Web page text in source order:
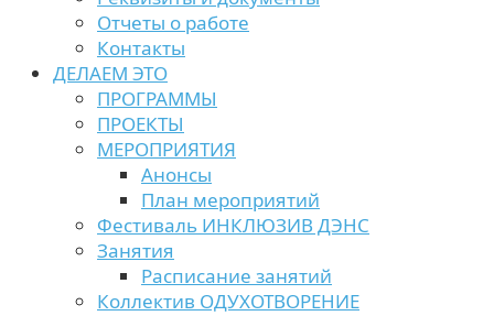
Отчеты о работе
Контакты
ДЕЛАЕМ ЭТО
ПРОГРАММЫ
ПРОЕКТЫ
МЕРОПРИЯТИЯ
Анонсы
План мероприятий
Фестиваль ИНКЛЮЗИВ ДЭНС
Занятия
Расписание занятий
Коллектив ОДУХОТВОРЕНИЕ